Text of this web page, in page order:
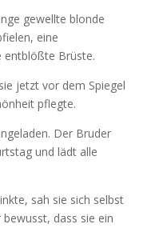
gewellte blonde
eine
entblößte Brüste.
jetzt vor dem Spiegel
pflegte.
Der Bruder
und lädt alle
sah sie sich selbst
dass sie ein